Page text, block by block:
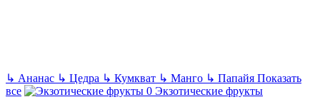
↳ Ананас ↳ Цедра ↳ Кумкват ↳ Манго ↳ Папайя Показать
все
Экзотические фрукты